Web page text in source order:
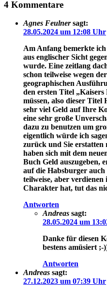
4 Kommentare
Agnes Feulner sagt:
28.05.2024 um 12:08 Uhr
Am Anfang bemerkte
aus englischer Sicht
wurde. Eine zeitlang
schon teilweise wegen
geographischen
den ersten Titel
müssen, also dieser
sehr viel Geld auf Ihre
eine sehr große
dazu zu benutzen um
eigentlich würde ich
zurück und Sie erstatten
haben sich mit dem
Buch Geld auszugeben,
auf die Habsburger
teilweise, aber
Charakter hat, tut das
Antworten
Andreas sagt:
28.05.2024 um
Danke für diesen
bestens amüsiert ;-
Antworten
Andreas sagt:
27.12.2023 um 07:39 Uhr